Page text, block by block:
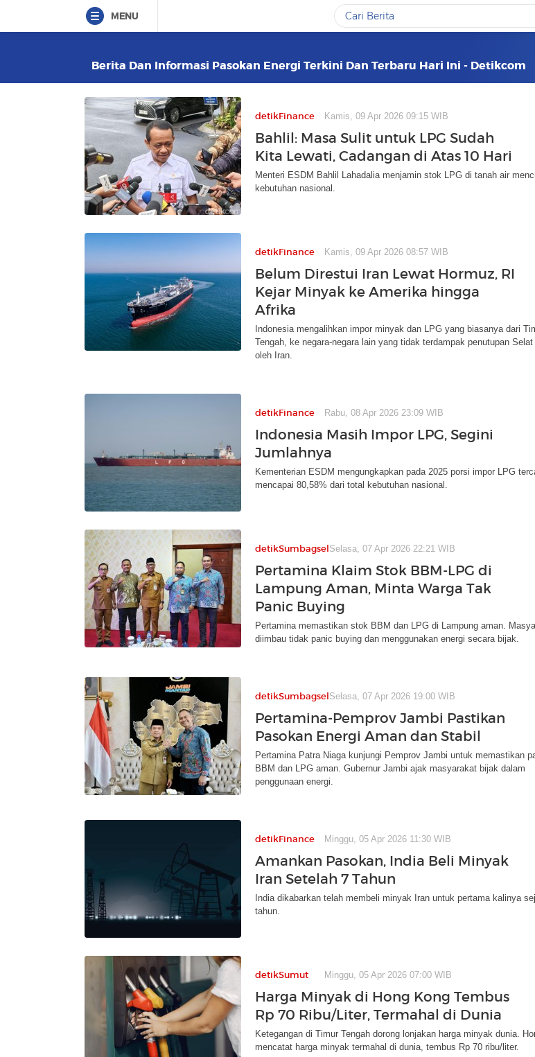
MENU
Berita Dan Informasi Pasokan Energi Terkini Dan Terbaru Hari Ini - Detikcom
detikFinance Kamis, 09 Apr 2026 09:15 WIB
Bahlil: Masa Sulit untuk LPG Sudah
Kita Lewati, Cadangan di Atas 10 Hari
Menteri ESDM Bahlil Lahadalia menjamin stok LPG di tanah air
kebutuhan nasional.
detikFinance Kamis, 09 Apr 2026 08:57 WIB
Belum Direstui Iran Lewat Hormuz, RI
Kejar Minyak ke Amerika hingga
Afrika
Indonesia mengalihkan impor minyak dan LPG yang biasanya dari
Tengah, ke negara-negara lain yang tidak terdampak penutupan Selat
oleh Iran.
detikFinance Rabu, 08 Apr 2026 23:09 WIB
Indonesia Masih Impor LPG, Segini
Jumlahnya
Kementerian ESDM mengungkapkan pada 2025 porsi impor LPG
mencapai 80,58% dari total kebutuhan nasional.
detikSumbagselSelasa, 07 Apr 2026 22:21 WIB
Pertamina Klaim Stok BBM-LPG di
Lampung Aman, Minta Warga Tak
Panic Buying
Pertamina memastikan stok BBM dan LPG di Lampung aman.
diimbau tidak panic buying dan menggunakan energi secara bijak.
detikSumbagselSelasa, 07 Apr 2026 19:00 WIB
Pertamina-Pemprov Jambi Pastikan
Pasokan Energi Aman dan Stabil
Pertamina Patra Niaga kunjungi Pemprov Jambi untuk memastikan
BBM dan LPG aman. Gubernur Jambi ajak masyarakat bijak dalam
penggunaan energi.
detikFinance Minggu, 05 Apr 2026 11:30 WIB
Amankan Pasokan, India Beli Minyak
Iran Setelah 7 Tahun
India dikabarkan telah membeli minyak Iran untuk pertama kalinya
tahun.
detikSumut Minggu, 05 Apr 2026 07:00 WIB
Harga Minyak di Hong Kong Tembus
Rp 70 Ribu/Liter, Termahal di Dunia
Ketegangan di Timur Tengah dorong lonjakan harga minyak dunia.
mencatat harga minyak termahal di dunia, tembus Rp 70 ribu/liter.